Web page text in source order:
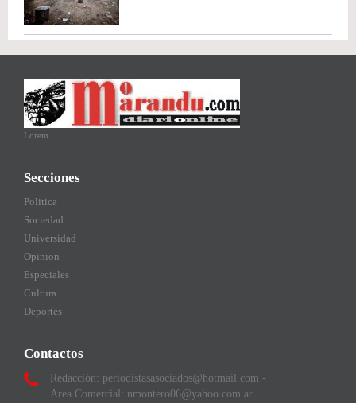
Lorem
Secciones
Politica
Sociedad
Universidad
Opinion
Especiales
Cultura
Deportes
Contactos
Redacción: periodistasasociados@hotmail.com -
Area Comercial: nmontero06@yahoo.com.ar